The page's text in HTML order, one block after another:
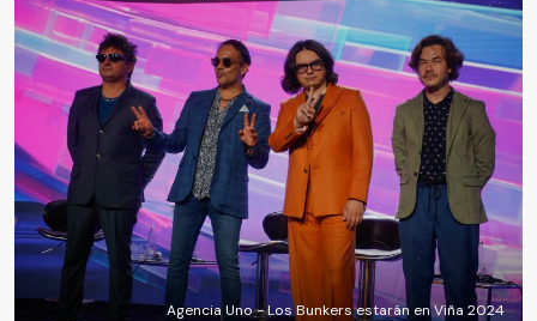
Agencia Uno - Los Bunkers estarán en Viña 2024